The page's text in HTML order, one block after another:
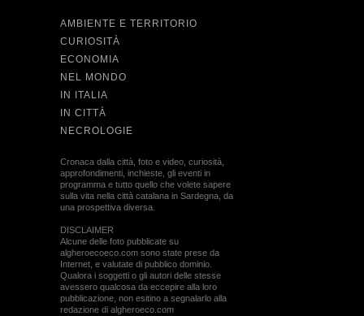
AMBIENTE E TERRITORIO
CURIOSITÀ
ECONOMIA
NEL MONDO
IN ITALIA
IN CITTÀ
NECROLOGIE
Cronaca dalla città, foto e video, curiosità,
approfondimenti, inchieste, gli eventi in
programma e tutto quello che volete sapere
sulla vita nella città catalana in Sardegna, da
una prospettiva diversa.
DISCLAIMER
Alcune delle foto pubblicate su
algheroecoeco.com sono state prese da
Internet, e valutate di pubblico dominio.
Qualora i soggetti o gli autori delle stesse
avessero qualcosa da eccepire alla loro
pubblicazione, non esitino a segnalarlo alla
redazione di algheroeco.com